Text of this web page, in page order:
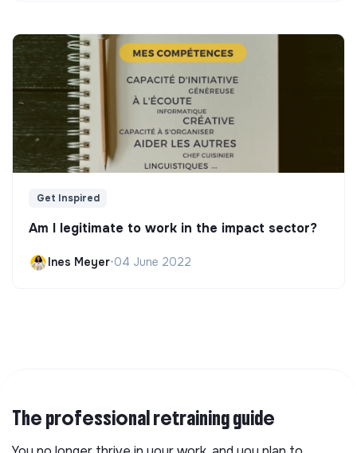
Get Inspired
Am I legitimate to work in the impact sector?
Ines Meyer•04 June 2022
The professional retraining guide